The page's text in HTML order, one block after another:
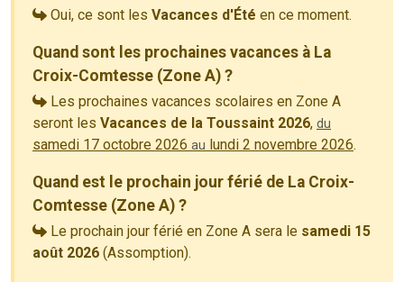
Oui, ce sont les Vacances d'Été en ce moment.
Quand sont les prochaines vacances à La
Croix-Comtesse (Zone A) ?
Les prochaines vacances scolaires en Zone A
seront les Vacances de la Toussaint 2026, du
samedi 17 octobre 2026 au lundi 2 novembre 2026.
Quand est le prochain jour férié de La Croix-
Comtesse (Zone A) ?
Le prochain jour férié en Zone A sera le samedi 15
août 2026 (Assomption).